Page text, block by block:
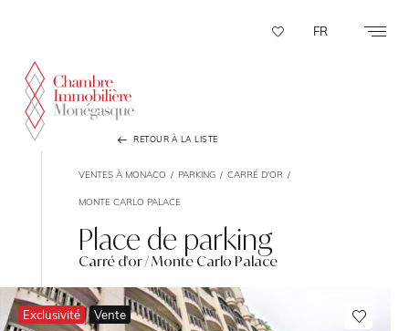
FR
RETOUR À LA LISTE
VENTES À MONACO PARKING CARRÉ D'OR
MONTE CARLO PALACE
Place de parking
Carré d'or / Monte Carlo Palace
Exclusivité Vente